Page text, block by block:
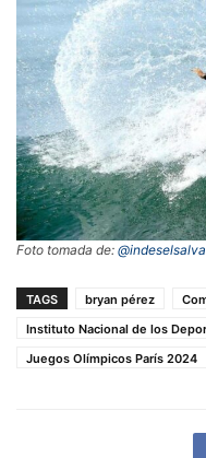
Foto tomada de:
TAGS bryan pérez
Instituto Nacional de los
Juegos Olímpicos París 2024